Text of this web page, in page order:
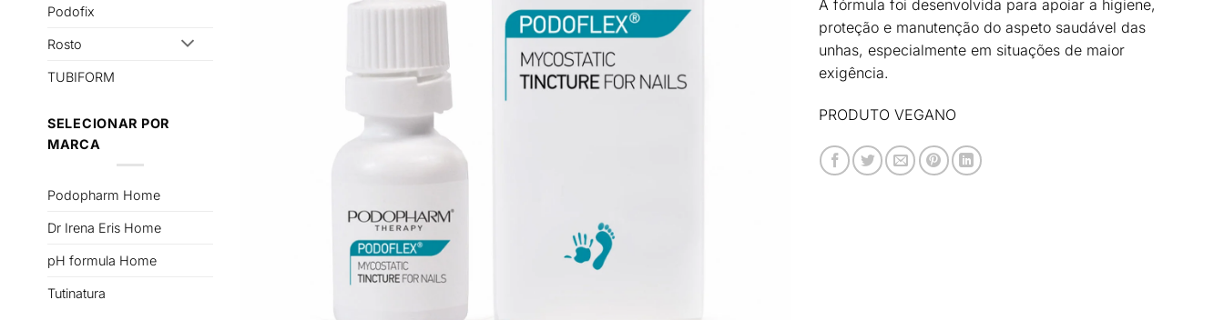
Podofix
Rosto
TUBIFORM
SELECIONAR POR
MARCA
Podopharm Home
Dr Irena Eris Home
pH formula Home
Tutinatura
A fórmula foi desenvolvida para apoiar a higiene,
proteção e manutenção do aspeto saudável das
unhas, especialmente em situações de maior
exigência.
PRODUTO VEGANO